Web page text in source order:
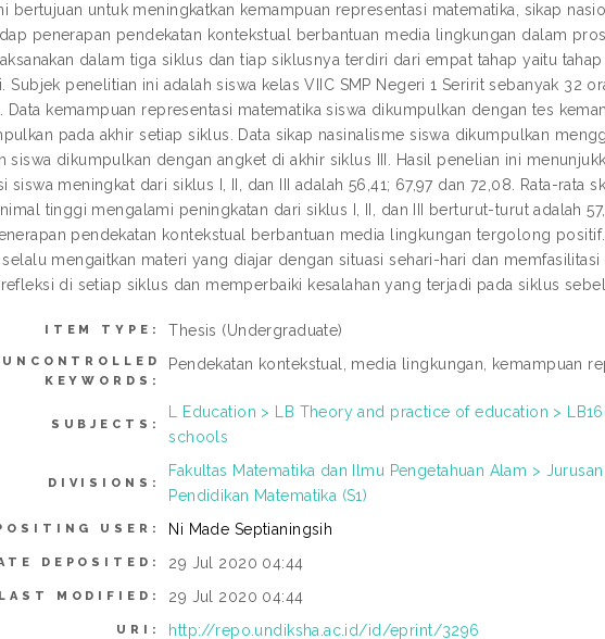
bertujuan untuk meningkatkan kemampuan representasi matematika, sikap
penerapan pendekatan kontekstual berbantuan media lingkungan dalam
dalam tiga siklus dan tiap siklusnya terdiri dari empat tahap yaitu tahap
Subjek penelitian ini adalah siswa kelas VIIC SMP Negeri 1 Seririt sebanyak 32
Data kemampuan representasi matematika siswa dikumpulkan dengan tes
pada akhir setiap siklus. Data sikap nasinalisme siswa dikumpulkan
siswa dikumpulkan dengan angket di akhir siklus III. Hasil penelian ini
siswa meningkat dari siklus I, II, dan III adalah 56,41; 67,97 dan 72,08. Rata-rata
tinggi mengalami peningkatan dari siklus I, II, dan III berturut-turut adalah
pendekatan kontekstual berbantuan media lingkungan tergolong
mengaitkan materi yang diajar dengan situasi sehari-hari dan
di setiap siklus dan memperbaiki kesalahan yang terjadi pada siklus
ITEM TYPE: Thesis (Undergraduate)
UNCONTROLLED
KEYWORDS:
Pendekatan kontekstual, media lingkungan, kemampuan
SUBJECTS:
L Education > LB Theory and practice of education >
schools
DIVISIONS:
Fakultas Matematika dan Ilmu Pengetahuan Alam >
Pendidikan Matematika (S1)
USER: Ni Made Septianingsih
DEPOSITED: 29 Jul 2020 04:44
LAST MODIFIED: 29 Jul 2020 04:44
URI: http://repo.undiksha.ac.id/id/eprint/3296